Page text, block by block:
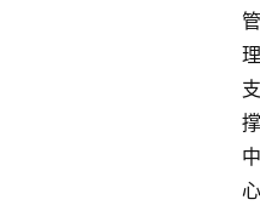
管
理
支
撑
中
心